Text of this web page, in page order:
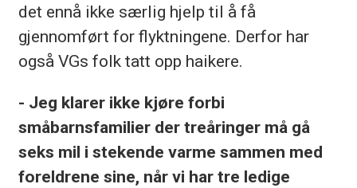
det ennå ikke særlig hjelp til å få
gjennomført for flyktningene. Derfor har
også VGs folk tatt opp haikere.
- Jeg klarer ikke kjøre forbi
småbarnsfamilier der treåringer må gå
seks mil i stekende varme sammen med
foreldrene sine, når vi har tre ledige